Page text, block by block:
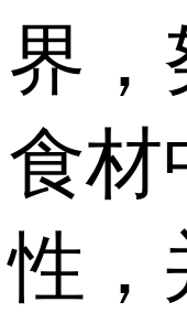
界，
食材
性，